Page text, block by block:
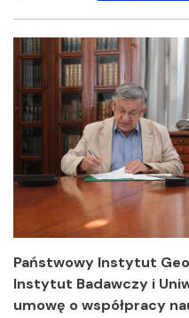
Państwowy Instytut
Instytut Badawczy i
umowę o współpracy